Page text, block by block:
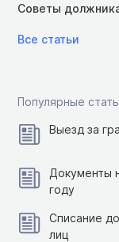
Советы
Все статьи
Популярные
Выезд за
Документы
году
Списание
лиц